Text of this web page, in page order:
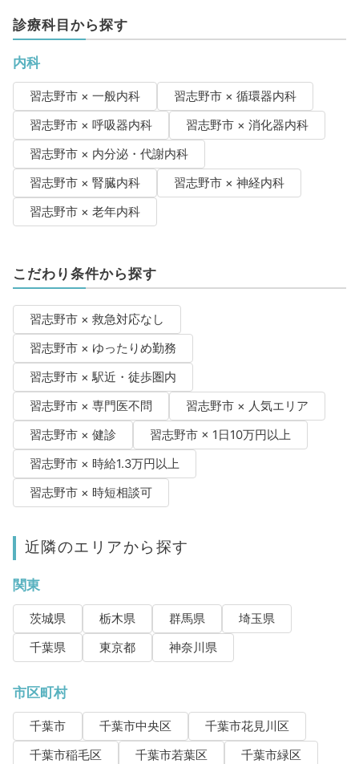
診療科目から探す
内科
習志野市 × 一般内科
習志野市 × 循環器内科
習志野市 × 呼吸器内科
習志野市 × 消化器内科
習志野市 × 内分泌・代謝内科
習志野市 × 腎臓内科
習志野市 × 神経内科
習志野市 × 老年内科
こだわり条件から探す
習志野市 × 救急対応なし
習志野市 × ゆったりめ勤務
習志野市 × 駅近・徒歩圏内
習志野市 × 専門医不問
習志野市 × 人気エリア
習志野市 × 健診
習志野市 × 1日10万円以上
習志野市 × 時給1.3万円以上
習志野市 × 時短相談可
近隣のエリアから探す
関東
茨城県 栃木県 群馬県
埼玉県
千葉県
東京都 神奈川県
市区町村
千葉市 千葉市中央区
千葉市花見川区
千葉市稲毛区
千葉市若葉区
千葉市緑区